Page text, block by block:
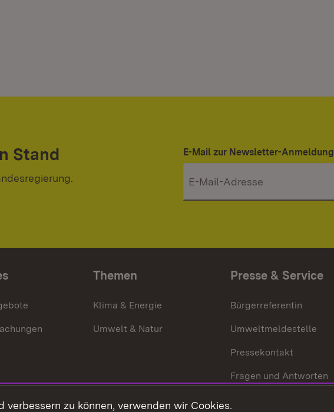
Stand E-Mail zur Newsletter-Anmeldung
Themen
Klima & Energie
Umwelt & Natur
Presse & Service
Bürgerreferentin
Umweltmeldestelle
Pressekontakt
Fragen und Antworten
zu können, verwenden wir Cookies.